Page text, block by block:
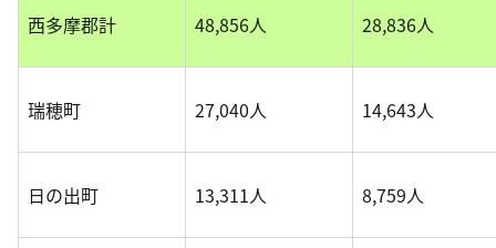
西多摩郡計 48,856人 28,836人
瑞穂町 27,040人 14,643人
日の出町 13,311人 8,759人